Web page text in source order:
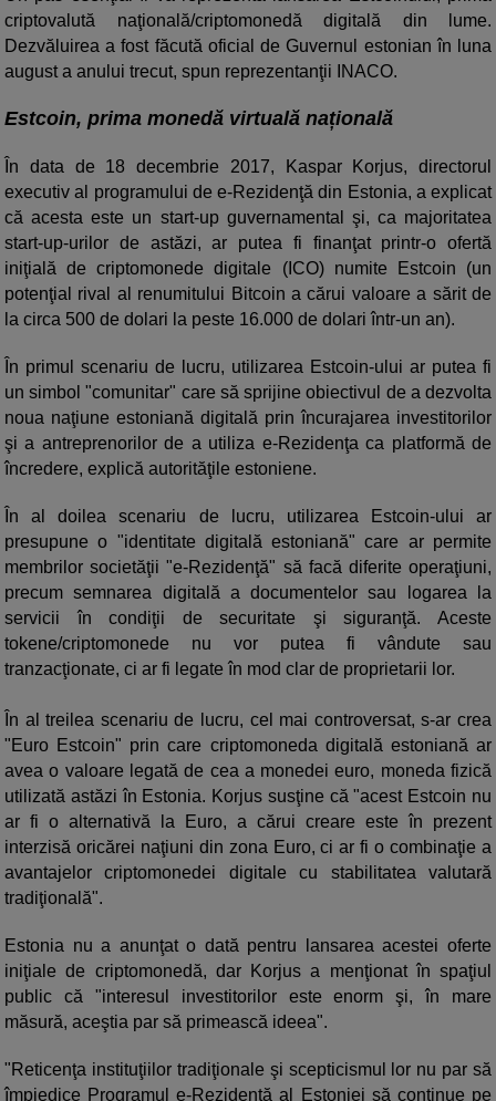
criptovalută naţională/criptomonedă digitală din lume.
Dezvăluirea a fost făcută oficial de Guvernul estonian în luna
august a anului trecut, spun reprezentanţii INACO.
Estcoin, prima monedă virtuală națională
În data de 18 decembrie 2017, Kaspar Korjus, directorul
executiv al programului de e-Rezidenţă din Estonia, a explicat
că acesta este un start-up guvernamental şi, ca majoritatea
start-up-urilor de astăzi, ar putea fi finanţat printr-o ofertă
iniţială de criptomonede digitale (ICO) numite Estcoin (un
potenţial rival al renumitului Bitcoin a cărui valoare a sărit de
la circa 500 de dolari la peste 16.000 de dolari într-un an).
În primul scenariu de lucru, utilizarea Estcoin-ului ar putea fi
un simbol "comunitar" care să sprijine obiectivul de a dezvolta
noua naţiune estoniană digitală prin încurajarea investitorilor
şi a antreprenorilor de a utiliza e-Rezidenţa ca platformă de
încredere, explică autorităţile estoniene.
În al doilea scenariu de lucru, utilizarea Estcoin-ului ar
presupune o "identitate digitală estoniană" care ar permite
membrilor societăţii "e-Rezidenţă" să facă diferite operaţiuni,
precum semnarea digitală a documentelor sau logarea la
servicii în condiţii de securitate şi siguranţă. Aceste
tokene/criptomonede nu vor putea fi vândute sau
tranzacţionate, ci ar fi legate în mod clar de proprietarii lor.
În al treilea scenariu de lucru, cel mai controversat, s-ar crea
"Euro Estcoin" prin care criptomoneda digitală estoniană ar
avea o valoare legată de cea a monedei euro, moneda fizică
utilizată astăzi în Estonia. Korjus susţine că "acest Estcoin nu
ar fi o alternativă la Euro, a cărui creare este în prezent
interzisă oricărei naţiuni din zona Euro, ci ar fi o combinaţie a
avantajelor criptomonedei digitale cu stabilitatea valutară
tradiţională".
Estonia nu a anunţat o dată pentru lansarea acestei oferte
iniţiale de criptomonedă, dar Korjus a menţionat în spaţiul
public că "interesul investitorilor este enorm şi, în mare
măsură, aceştia par să primească ideea".
"Reticenţa instituţiilor tradiţionale şi scepticismul lor nu par să
împiedice Programul e-Rezidenţă al Estoniei să continue pe